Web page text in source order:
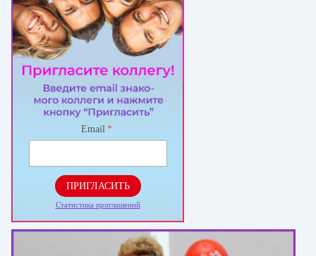
Email *
ПРИГЛАСИТЬ
Статистика приглашений